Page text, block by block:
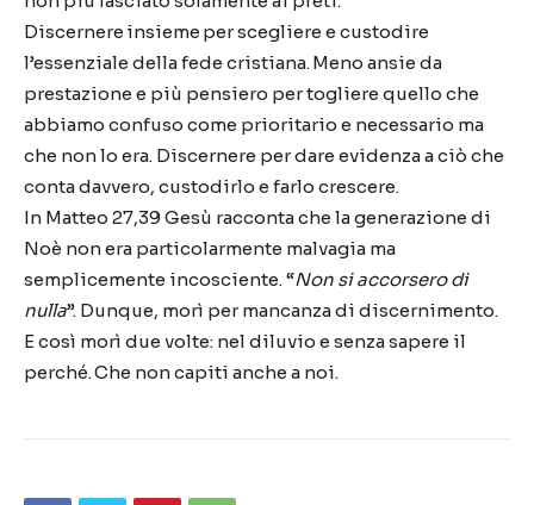
Discernere insieme per scegliere e custodire
l’essenziale della fede cristiana. Meno ansie da
prestazione e più pensiero per togliere quello che
abbiamo confuso come prioritario e necessario ma
che non lo era. Discernere per dare evidenza a ciò che
conta davvero, custodirlo e farlo crescere.
In Matteo 27,39 Gesù racconta che la generazione di
Noè non era particolarmente malvagia ma
semplicemente incosciente. “Non si accorsero di
nulla”. Dunque, morì per mancanza di discernimento.
E così morì due volte: nel diluvio e senza sapere il
perché. Che non capiti anche a noi.